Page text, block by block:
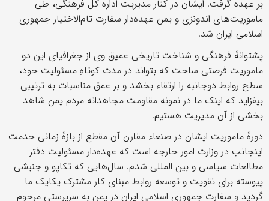
بر عهده گرفت. ایشان در کنار مدیریت اداره کل فرهنگی، طی
ماموریت‌های اندونزی و یمن عهده‌دار سفارت تام‌الاختیار جمهوری
اسلامی ایران شد.
پشتوانۀ فرهنگی و شناخت تاریخی عمیق وی از جغرافیای این دو
ماموریت فرصتی ساخت که بتواند در مدت کوتاهِ مسئولیت خود،
سطح روابط دوجانبه را ارتقاء بخشد و بر عمق مناسبات به ترتیبی
بیفزاید که اینک ما در نمونه مقاومت مجاهدانه مردم یمن شاهد
بخشی از آن مدیریت هستیم.
دورۀ ماموریت ایشان در صنعاء مقارن آن مقطع از بازۀ زمانی خدمت
اینجانب در وزارت امور خارجه است که عهده‌دار مسئولیت دفتر
مطالعات سیاسی و بین المللی شدم. سال‌هایی که تکاپو و جنبشی
پیوسته برای تقویت و توسعه روابط مبنای کار مشترک یکایک ما
گردید و سفارت جمهوری اسلامی ایران در یمن به سرپرستی مرحوم